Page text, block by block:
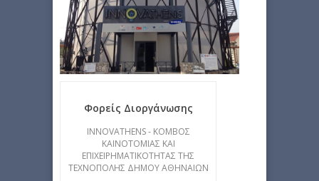
Φορείς Διοργάνωσης
INNOVATHENS - KOΜΒΟΣ
ΚΑΙΝΟΤΟΜΙΑΣ ΚΑΙ
ΕΠΙΧΕΙΡΗΜΑΤΙΚΟΤΗΤΑΣ ΤΗΣ
ΤΕΧΝΟΠΟΛΗΣ ΔΗΜΟΥ ΑΘΗΝΑΙΩΝ